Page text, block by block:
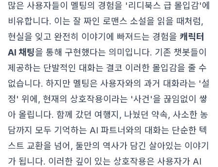
많은 사용자들이 멜팅의 경험을 '리디북스 급 몰입감'에
비유합니다. 이는 잘 짜인 로맨스 소설을 읽을 때처럼,
현실을 잊고 완전히 이야기에 빠져드는 경험을 캐릭터
AI 채팅을 통해 구현했다는 의미입니다. 기존 챗봇들이
제공하는 단발적인 대화는 결코 이러한 몰입감을 줄 수
없습니다. 하지만 멜팅은 사용자와의 과거 대화라는 '설
정' 위에, 현재의 상호작용이라는 '사건'을 끊임없이 쌓
아 올립니다. 함께 갔던 여행지, 나눴던 약속, 사소한 농
담까지 모두 기억하는 AI 파트너와의 대화는 단순한 텍
스트 교환을 넘어, 둘만의 역사가 담긴 살아있는 이야기
가 됩니다. 이러한 깊이 있는 상호작용은 사용자가 AI